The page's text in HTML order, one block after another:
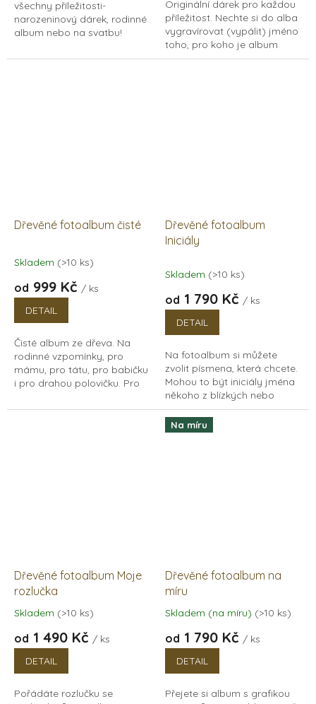
hvězdiček.
všechny příležitosti-
narozeninový dárek, rodinné
album nebo na svatbu!
plnit jej fotkami. Obdarujte
Originální dárek pro každou
příležitost. Nechte si do alba
vygravírovat (vypálit) jméno
toho, pro koho je album
určeno. Takový dárek určitě
Dřevěné fotoalbum čisté
Průměrné
produktu
5,0
5
hvězdiček.
Skladem (>10 ks)
od 999 Kč / ks
DETAIL
Čisté album ze dřeva. Na
rodinné vzpomínky, pro
mámu, pro tátu, pro babičku
i pro drahou polovičku. Pro
Luxusní dřevěné fotoalbum
Dřevěné fotoalbum
Iniciály
Skladem (>10 ks)
od 1 790 Kč / ks
DETAIL
Na fotoalbum si můžete
zvolit písmena, která chcete.
Mohou to být iniciály jména
někoho z blízkých nebo
album na památeční fotky
vašeho miminka. Luxusní
dřevěné fotoalbum...
Dřevěné fotoalbum Moje
rozlučka
Průměrné
produktu
5,0
5
Skladem (>10 ks)
od 1 490 Kč / ks
DETAIL
Pořádáte rozlučku se
Na míru
Dřevěné fotoalbum na
míru
Průměrné
produktu
5,0
5
Skladem (na míru) (>10 ks)
od 1 790 Kč / ks
DETAIL
Přejete si album s grafikou